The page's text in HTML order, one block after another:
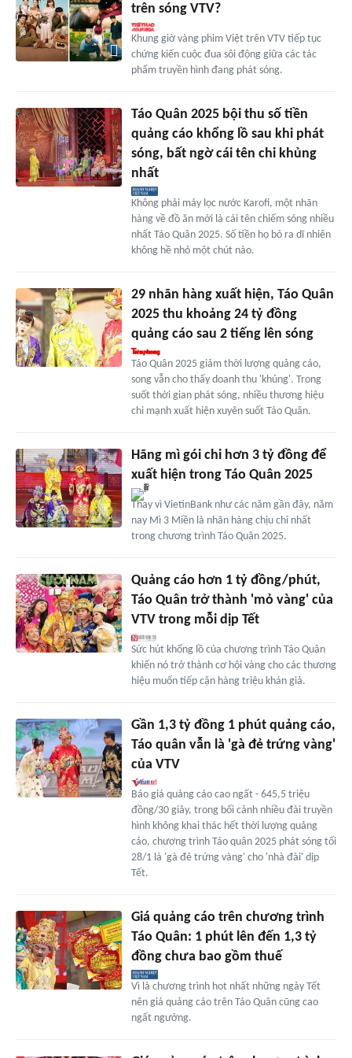
trên sóng VTV?
Khung giờ vàng phim Việt trên VTV tiếp tục
chứng kiến cuộc đua sôi động giữa các tác
phẩm truyền hình đang phát sóng.
Táo Quân 2025 bội thu số tiền
quảng cáo khổng lồ sau khi phát
sóng, bất ngờ cái tên chi khủng
nhất
Không phải máy lọc nước Karofi, một nhãn
hàng về đồ ăn mới là cái tên chiếm sóng nhiều
nhất Táo Quân 2025. Số tiền họ bỏ ra dĩ nhiên
không hề nhỏ một chút nào.
29 nhãn hàng xuất hiện, Táo Quân
2025 thu khoảng 24 tỷ đồng
quảng cáo sau 2 tiếng lên sóng
Táo Quân 2025 giảm thời lượng quảng cáo,
song vẫn cho thấy doanh thu 'khủng'. Trong
suốt thời gian phát sóng, nhiều thương hiệu
chi mạnh xuất hiện xuyên suốt Táo Quân.
Hãng mì gói chi hơn 3 tỷ đồng để
xuất hiện trong Táo Quân 2025
Thay vì VietinBank như các năm gần đây, năm
nay Mì 3 Miền là nhãn hàng chịu chi nhất
trong chương trình Táo Quân 2025.
Quảng cáo hơn 1 tỷ đồng/phút,
Táo Quân trở thành 'mỏ vàng' của
VTV trong mỗi dịp Tết
Sức hút khổng lồ của chương trình Táo Quân
khiến nó trở thành cơ hội vàng cho các thương
hiệu muốn tiếp cận hàng triệu khán giả.
Gần 1,3 tỷ đồng 1 phút quảng cáo,
Táo quân vẫn là 'gà đẻ trứng vàng'
của VTV
Báo giá quảng cáo cao ngất - 645,5 triệu
đồng/30 giây, trong bối cảnh nhiều đài truyền
hình không khai thác hết thời lượng quảng
cáo, chương trình Táo quân 2025 phát sóng tối
28/1 là 'gà đẻ trứng vàng' cho 'nhà đài' dịp
Tết.
Giá quảng cáo trên chương trình
Táo Quân: 1 phút lên đến 1,3 tỷ
đồng chưa bao gồm thuế
Vì là chương trình hot nhất những ngày Tết
nên giá quảng cáo trên Táo Quân cũng cao
ngất ngưởng.